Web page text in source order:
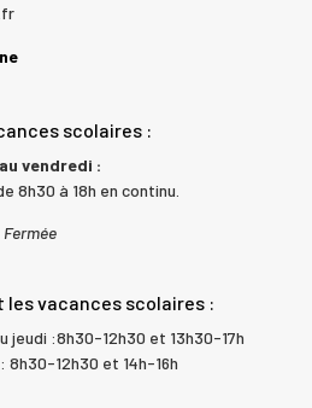
scolaires :
vendredi :
8h30 à 18h en continu.
Fermée
les vacances scolaires :
jeudi :8h30-12h30 et 13h30-17h
8h30-12h30 et 14h-16h